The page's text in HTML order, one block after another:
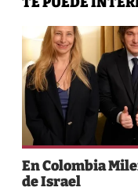
En Colombia
de Israel